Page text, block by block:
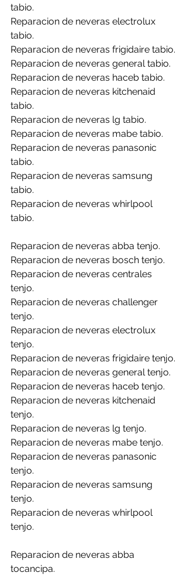
tabio.
Reparacion de neveras electrolux
tabio.
Reparacion de neveras frigidaire tabio.
Reparacion de neveras general tabio.
Reparacion de neveras haceb tabio.
Reparacion de neveras kitchenaid
tabio.
Reparacion de neveras lg tabio.
Reparacion de neveras mabe tabio.
Reparacion de neveras panasonic
tabio.
Reparacion de neveras samsung
tabio.
Reparacion de neveras whirlpool
tabio.
Reparacion de neveras abba tenjo.
Reparacion de neveras bosch tenjo.
Reparacion de neveras centrales
tenjo.
Reparacion de neveras challenger
tenjo.
Reparacion de neveras electrolux
tenjo.
Reparacion de neveras frigidaire tenjo.
Reparacion de neveras general tenjo.
Reparacion de neveras haceb tenjo.
Reparacion de neveras kitchenaid
tenjo.
Reparacion de neveras lg tenjo.
Reparacion de neveras mabe tenjo.
Reparacion de neveras panasonic
tenjo.
Reparacion de neveras samsung
tenjo.
Reparacion de neveras whirlpool
tenjo.
Reparacion de neveras abba
tocancipa.